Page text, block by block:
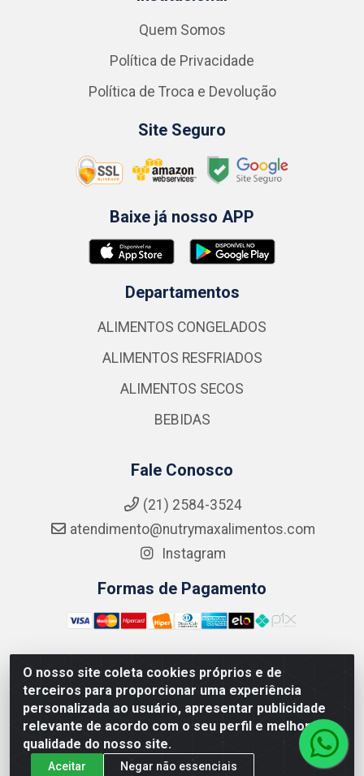
O nosso site coleta cookies próprios e de
terceiros para proporcionar uma experiência
personalizada ao usuário, apresentar publicidade
relevante de acordo com o seu perfil e melhorar a
qualidade do nosso site.
Aceitar Negar não essenciais
Quem Somos
Política de Privacidade
Política de Troca e Devolução
Site Seguro
Baixe já nosso APP
Departamentos
ALIMENTOS CONGELADOS
ALIMENTOS RESFRIADOS
ALIMENTOS SECOS
BEBIDAS
Fale Conosco
(21) 2584-3524
atendimento@nutrymaxalimentos.com
Instagram
Formas de Pagamento
NUTRY MAX COMÉRCIO DE PRODUTOS ALIMENTICIOS
LTDA - RUA DO FEIJÃO, 721 PENHA CIRCULAR/RJ -
CNPJ: 15.796.122/0001-03